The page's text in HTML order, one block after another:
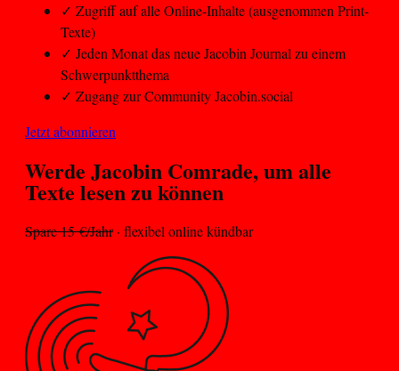
✓ Zugriff auf alle Online-Inhalte (ausgenommen Print-
Texte)
✓ Jeden Monat das neue Jacobin Journal zu einem
Schwerpunktthema
✓ Zugang zur Community Jacobin.social
Jetzt abonnieren
Werde Jacobin Comrade, um alle
Texte lesen zu können
Spare 15 €/Jahr· flexibel online kündbar